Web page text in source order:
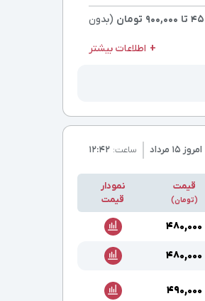
(بدون
اطلاعات بیشتر
امروز ۱۵ مرداد ساعت: ۱۲:۴۲
قیمت
(تومان)
نمودار
قیمت
۴۸۰,۰۰۰
۴۸۰,۰۰۰
۴۹۰,۰۰۰